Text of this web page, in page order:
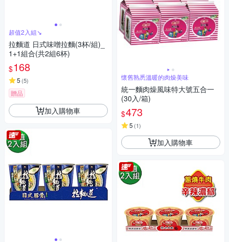
超值2入組↘︎
拉麵道 日式味噌拉麵(3杯/組)_
1+1組合(共2組6杯)
$168
5 (5)
贈品
加入購物車
懷舊熟悉溫暖的肉燥美味
統一麵肉燥風味特大號五合一
(30入/箱)
$473
5 (1)
加入購物車